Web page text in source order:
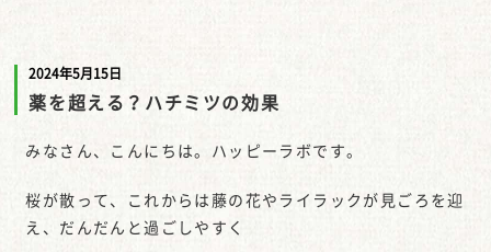
2024年5月15日
薬を超える？ハチミツの効果
みなさん、こんにちは。ハッピーラボです。
桜が散って、これからは藤の花やライラックが見ごろを迎
え、だんだんと過ごしやすく